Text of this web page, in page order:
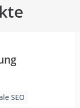
SEO